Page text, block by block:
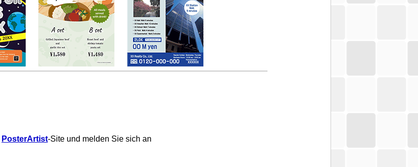
PosterArtist-Site und melden Sie sich an